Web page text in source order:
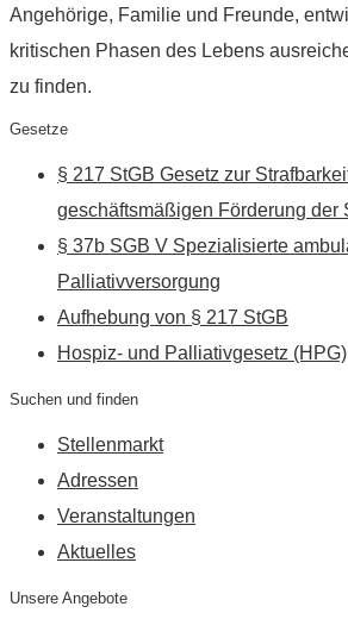
Angehörige, Familie und Freunde,
kritischen Phasen des Lebens
zu finden.
Gesetze
§ 217 StGB Gesetz zur
geschäftsmäßigen Förderung der
§ 37b SGB V Spezialisierte
Palliativversorgung
Aufhebung von § 217 StGB
Hospiz- und Palliativgesetz (HPG)
Suchen und finden
Stellenmarkt
Adressen
Veranstaltungen
Aktuelles
Unsere Angebote